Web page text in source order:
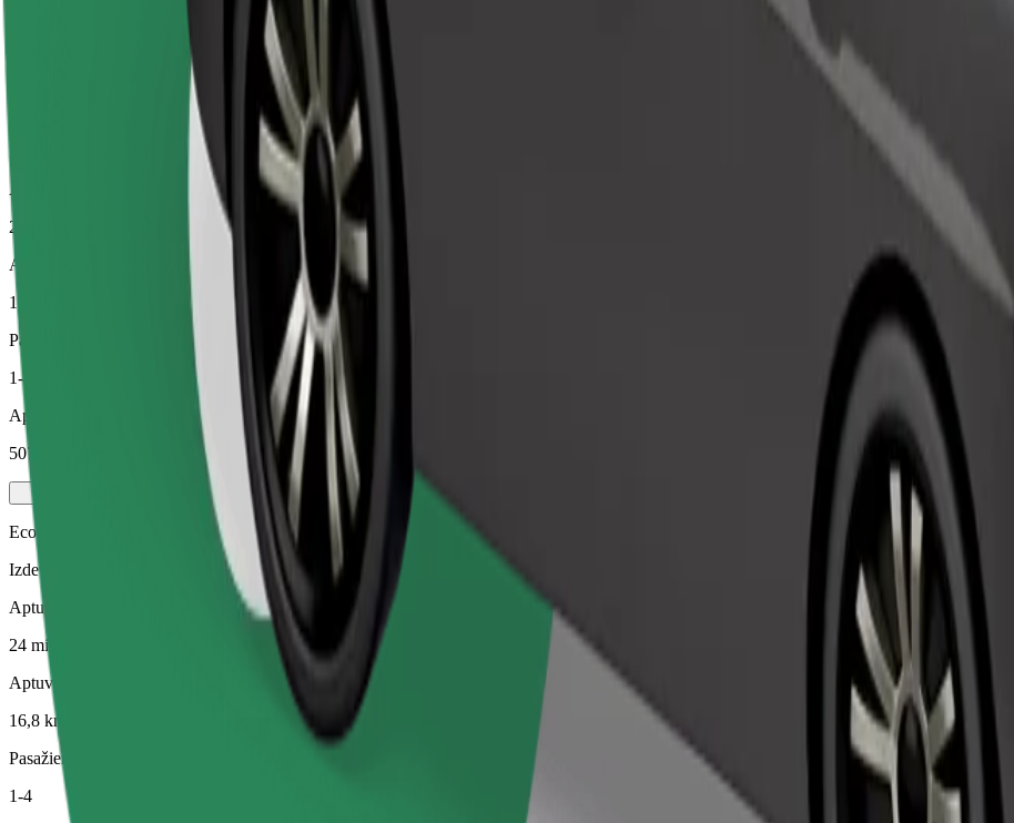
Lielāki auto ar papildu vietu kājām un mantām
Aptuvenais brauciena ilgums
24 min
Aptuvenais attālums
16,8 km
Pasažieri
1-4
Aptuvenā cena
507,60 CZK
Economy
Izdevīgi braucieni vienkāršos auto
Aptuvenais brauciena ilgums
24 min
Aptuvenais attālums
16,8 km
Pasažieri
1-4